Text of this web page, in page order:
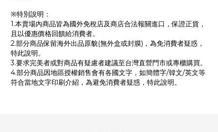
※特別說明：
1.本賣場內商品皆為國外免稅店及商店合法報關進口，保證正貨，
且以優惠價格回饋給消費者。
2.部分商品保留海外出品原貌(無外盒或封膜)，為免消費者疑惑，
特此說明。
3.要求完美者或對商品有疑慮者建議至台灣直營門市或專櫃購買。
4.部分商品因地區授權銷售會有各國文字，如簡體字/韓文/英文等
符合當地文字印刷介紹，為避免消費者疑惑，特此說明。